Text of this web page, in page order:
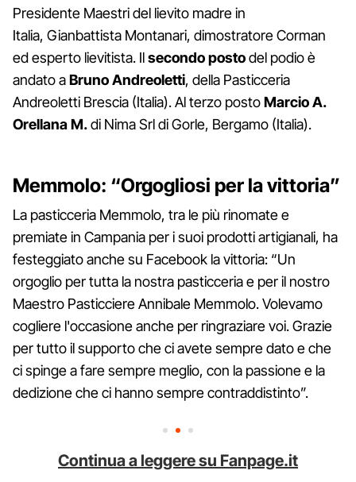
Presidente Maestri del lievito madre in
Italia, Gianbattista Montanari, dimostratore Corman
ed esperto lievitista. Ilsecondo postodel podio è
andato aBruno Andreoletti, della Pasticceria
Andreoletti Brescia (Italia). Al terzo postoMarcio A.
Orellana M.di Nima Srl di Gorle, Bergamo (Italia).
Memmolo: “Orgogliosi per la vittoria”
La pasticceria Memmolo, tra le più rinomate e
premiate in Campania per i suoi prodotti artigianali, ha
festeggiato anche su Facebook la vittoria: “Un
orgoglio per tutta la nostra pasticceria e per il nostro
Maestro Pasticciere Annibale Memmolo. Volevamo
cogliere l'occasione anche per ringraziare voi. Grazie
per tutto il supporto che ci avete sempre dato e che
ci spinge a fare sempre meglio, con la passione e la
dedizione che ci hanno sempre contraddistinto”.
Continua a leggere su Fanpage.it